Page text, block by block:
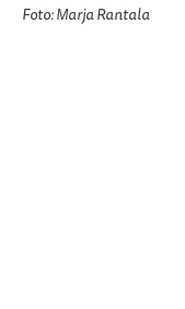
Foto: Marja Rantala